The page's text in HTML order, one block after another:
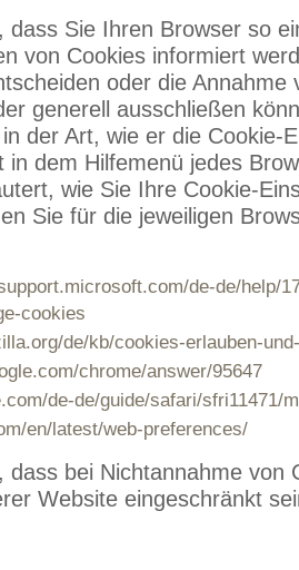
dass Sie Ihren Browser so
von Cookies informiert
oder die Annahme
generell ausschließen
der Art, wie er die Cookie-
in dem Hilfemenü jedes
wie Sie Ihre Cookie-
Sie für die jeweiligen
de-de/help/
cookies
de/kb/cookies-erlauben-
chrome/answer/95647
de-de/guide/safari/sfri11471/
en/latest/web-preferences/
dass bei Nichtannahme von
Website eingeschränkt